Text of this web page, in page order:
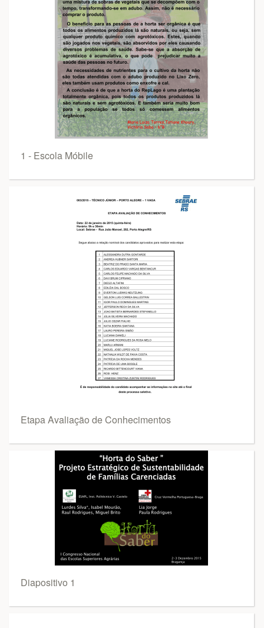
1 - Escola Móbile
Etapa Avaliação de Conhecimentos
Diapositivo 1